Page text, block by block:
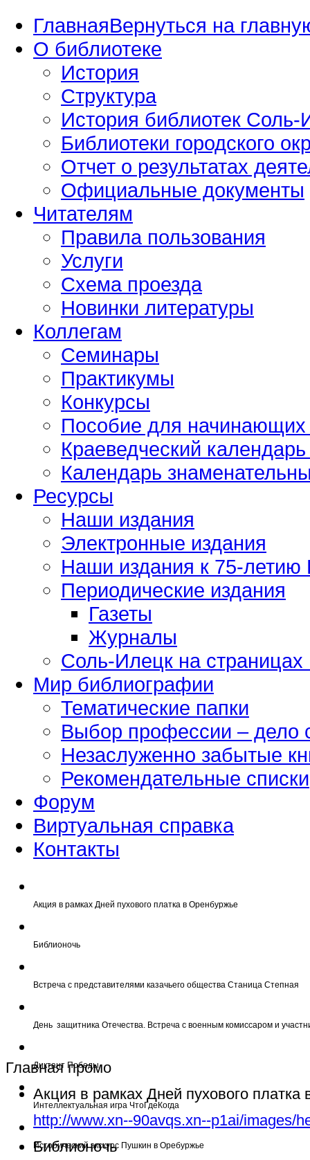
ГлавнаяВернуться на
О библиотеке
История
Структура
История библиотек Соль-
Библиотеки городского
Отчет о результатах
Официальные документы
Читателям
Правила пользования
Услуги
Схема проезда
Новинки литературы
Коллегам
Семинары
Практикумы
Конкурсы
Пособие для начинающих
Краеведческий
Календарь
Ресурсы
Наши издания
Электронные издания
Наши издания к 75-
Периодические издания
Газеты
Журналы
Соль-Илецк на
Мир библиографии
Тематические папки
Выбор профессии – дело
Незаслуженно забытые
Рекомендательные списки
Форум
Виртуальная справка
Контакты
Акция в рамках Дней пухового платка в Оренбуржье
Библионочь
Встреча с представителями казачьего общества Станица Степная
День защитника Отечества. Встреча с военным комиссаром и
Диктант Победы
Интеллектуальная игра ЧтоГдеКогда
Исторический экскурс Пушкин в Оребуржье
Главная промо
Акция в рамках Дней пухового платка
http://www.xn--90avqs.xn--p1ai/images/
Библионочь